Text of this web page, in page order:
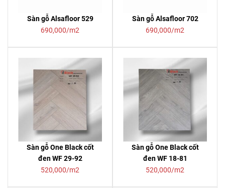
Sàn gỗ Alsafloor 529
690,000/m2
Sàn gỗ Alsafloor 702
690,000/m2
Sàn gỗ One Black cốt
đen WF 29-92
520,000/m2
Sàn gỗ One Black cốt
đen WF 18-81
520,000/m2